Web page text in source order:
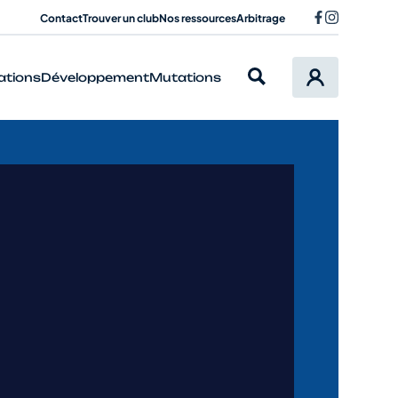
ContactTrouver un clubNos ressourcesArbitrage
DéveloppementMutations